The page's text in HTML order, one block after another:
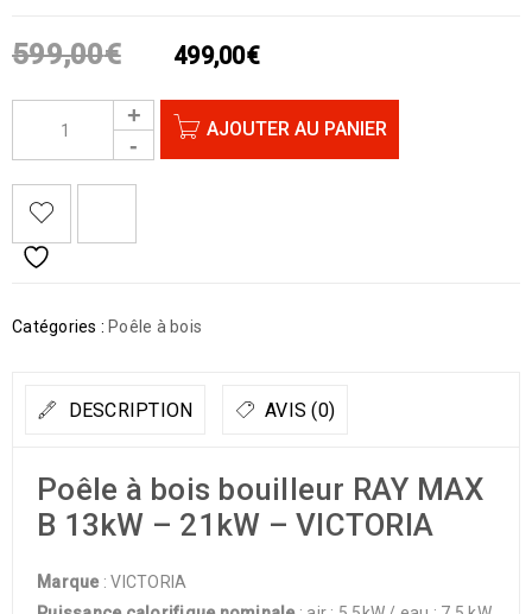
599,00€ 499,00€
AJOUTER AU PANIER
Catégories : Poêle à bois
DESCRIPTION AVIS (0)
Poêle à bois bouilleur RAY MAX
B 13kW – 21kW – VICTORIA
Marque : VICTORIA